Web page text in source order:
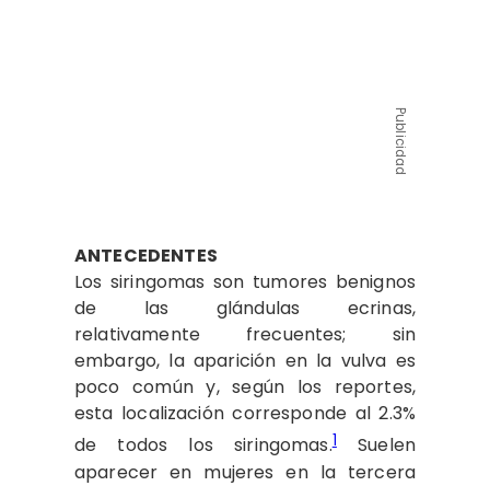
Publicidad
ANTECEDENTES
Los siringomas son tumores benignos
de las glándulas ecrinas,
relativamente frecuentes; sin
embargo, la aparición en la vulva es
poco común y, según los reportes,
esta localización corresponde al 2.3%
de todos los siringomas.1Suelen
aparecer en mujeres en la tercera